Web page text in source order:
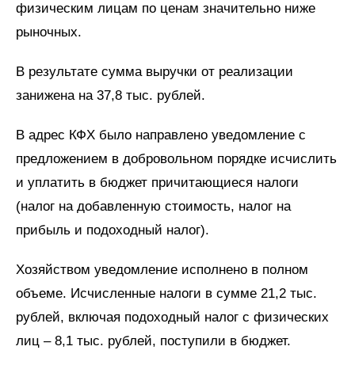
физическим лицам по ценам значительно ниже
рыночных.
В результате сумма выручки от реализации
занижена на 37,8 тыс. рублей.
В адрес КФХ было направлено уведомление с
предложением в добровольном порядке исчислить
и уплатить в бюджет причитающиеся налоги
(налог на добавленную стоимость, налог на
прибыль и подоходный налог).
Хозяйством уведомление исполнено в полном
объеме. Исчисленные налоги в сумме 21,2 тыс.
рублей, включая подоходный налог с физических
лиц – 8,1 тыс. рублей, поступили в бюджет.